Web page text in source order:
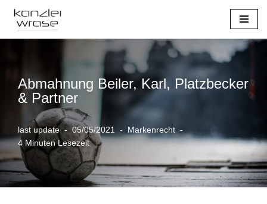
Zum
Abmahnung Beiler, Karl, Platzbecker
& Partner
last update 05/05/2021
Markenrecht
4 Minuten Lesezeit